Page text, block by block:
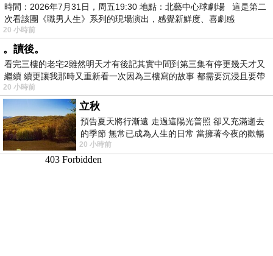
時間：2026年7月31日，周五19:30 地點：北藝中心球劇場 這是第二
次看該團《職男人生》系列的現場演出，感覺新鮮度、喜劇感
20 小時前
。讀後。
看完三樓的老宅2雖然明天才有後記其實中間到第三集有停更幾天才又
繼續 續更讓我那時又重新看一次因為三樓寫的故事 都需要沉浸且要帶
有
20 小時前
立秋
預告夏天將行漸遠 走過這陽光普照 卻又充滿逝去
的季節 無常已成為人生的日常 當擁著今夜的歡暢
舒心 轉眼驟成昨日 而明晨 太陽
20 小時前